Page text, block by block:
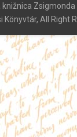
Zsigmonda
All Right